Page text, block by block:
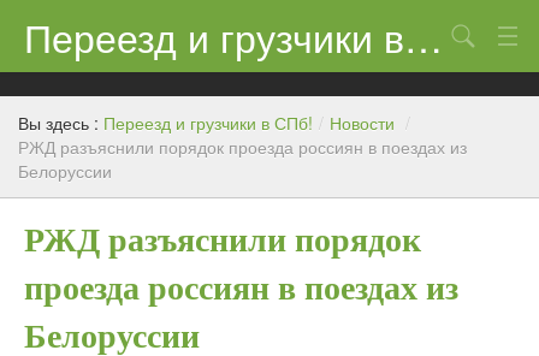
Переезд и грузчики в СПб!
Контакты
Цены
Новости
Поиск
Вы здесь : Переезд и грузчики в СПб! / Новости /
РЖД разъяснили порядок проезда россиян в поездах из
Белоруссии
РЖД разъяснили порядок
проезда россиян в поездах из
Белоруссии